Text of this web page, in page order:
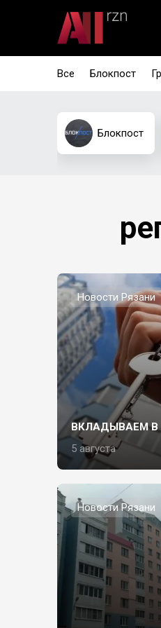
Все Блокпост
Блокпост
Новости Рязани
ВКЛАДЫВАЕМ В
5 августа
Новости Рязани